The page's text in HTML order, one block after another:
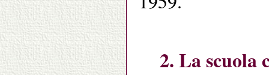
2. La